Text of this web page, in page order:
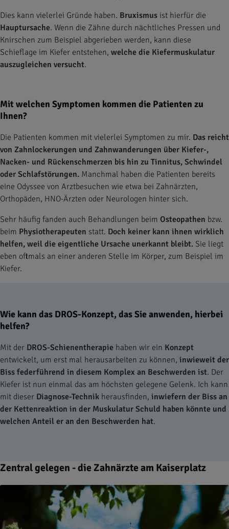
Dies kann vielerlei Gründe haben. Bruxismus ist hierfür die
Hauptursache. Wenn die Zähne durch nächtliches Pressen und
Knirschen zum Beispiel abgerieben werden, kann diese
Schieflage im Kiefer entstehen, welche die Kiefermuskulatur
auszugleichen versucht.
Mit welchen Symptomen kommen die Patienten zu
Ihnen?
Die Patienten kommen mit vielerlei Symptomen zu mir. Das reicht
von Zahnlockerungen und Zahnwanderungen über Kiefer-,
Nacken- und Rückenschmerzen bis hin zu Tinnitus, Schwindel
oder Schlafstörungen. Manchmal haben die Patienten bereits
eine Odyssee von Arztbesuchen wie etwa bei Zahnärzten,
Orthopäden, HNO-Ärzten oder Neurologen hinter sich.
Sehr häufig fanden auch Behandlungen beim Osteopathen bzw.
beim Physiotherapeuten statt. Doch keiner kann ihnen wirklich
helfen, weil die eigentliche Ursache unerkannt bleibt. Sie liegt
eben oftmals an einer anderen Stelle im Körper, zum Beispiel im
Kiefer.
Wie kann das DROS-Konzept, das Sie anwenden, hierbei
helfen?
Mit der DROS-Schienentherapie haben wir ein Konzept
entwickelt, um erst mal herausarbeiten zu können, inwieweit der
Biss federführend in diesem Komplex an Beschwerden ist. Der
Kiefer ist nun einmal das am höchsten gelegene Gelenk. Ich kann
mit dieser Diagnose-Technik herausfinden, inwiefern der Biss an
der Kettenreaktion in der Muskulatur Schuld haben könnte und
welchen Anteil er an den Beschwerden hat.
Zentral gelegen - die Zahnärzte am Kaiserplatz